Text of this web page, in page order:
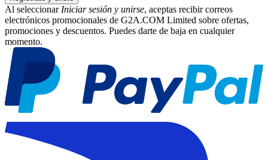
Al seleccionar Iniciar sesión y unirse, aceptas recibir correos
electrónicos promocionales de G2A.COM Limited sobre ofertas,
promociones y descuentos. Puedes darte de baja en cualquier
momento.